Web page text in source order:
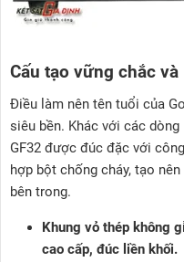
Cấu tạo vững chắc
Điều làm nên tên tuổi của
siêu bền. Khác với các
GF32 được đúc đặc với
hợp bột chống cháy, tạo
bên trong.
Khung vỏ thép không
cao cấp, đúc liền khối.